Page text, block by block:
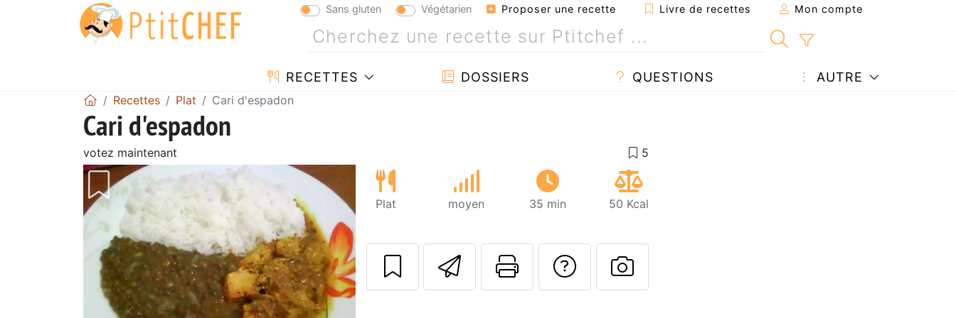
Sans gluten Végétarien Proposer une recette Livre de recettes Mon compte
RECETTES DOSSIERS QUESTIONS AUTRE
Recettes Plat Cari d'espadon
Cari d'espadon
votez maintenant
Plat moyen 35 min 50 Kcal
Envoyer cette recette à un ami
Imprimer cette page
Poser une question à l'auteur
Publier votre photo de cette